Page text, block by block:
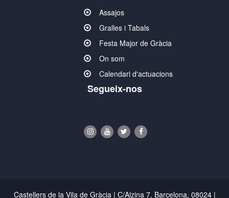
Assajos
Gralles i Tabals
Festa Major de Gràcia
On som
Calendari d'actuacions
Segueix-nos
Castellers de la Vila de Gràcia | C/Alzina 7, Barcelona, 08024 |